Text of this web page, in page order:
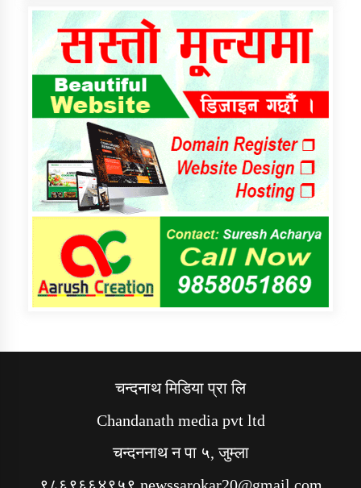
चन्दनाथ मिडिया प्रा लि
Chandanath media pvt ltd
चन्दननाथ न पा ५, जुम्ला